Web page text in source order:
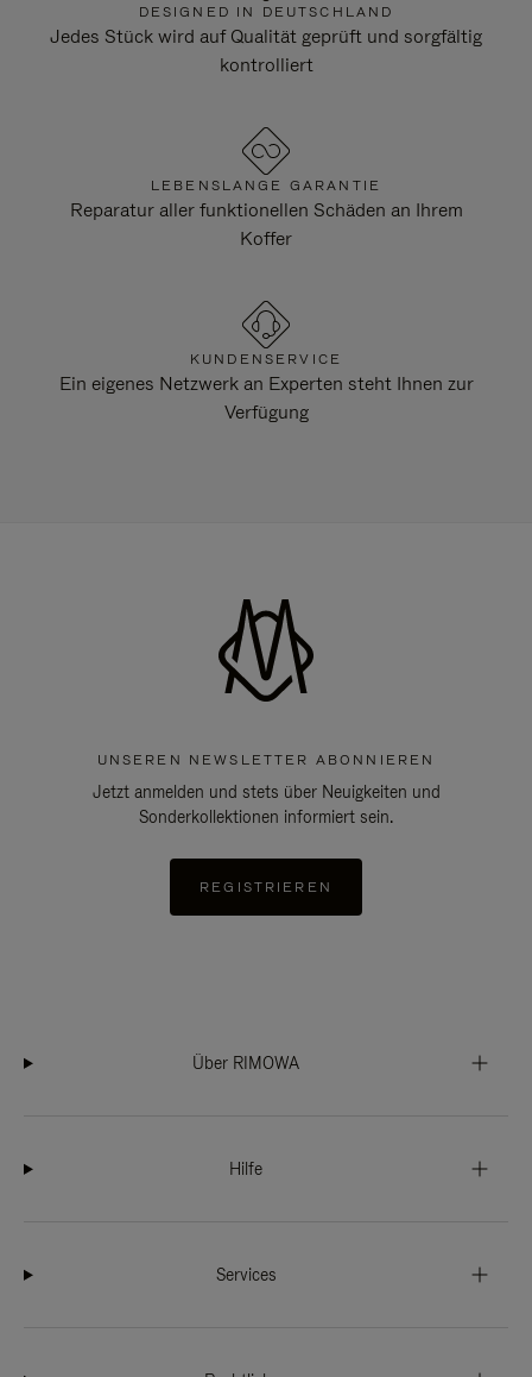
DESIGNED IN DEUTSCHLAND
Jedes Stück wird auf Qualität geprüft und sorgfältig
kontrolliert
LEBENSLANGE GARANTIE
Reparatur aller funktionellen Schäden an Ihrem
Koffer
KUNDENSERVICE
Ein eigenes Netzwerk an Experten steht Ihnen zur
Verfügung
UNSEREN NEWSLETTER ABONNIEREN
Jetzt anmelden und stets über Neuigkeiten und
Sonderkollektionen informiert sein.
REGISTRIEREN
Über RIMOWA
Hilfe
Services